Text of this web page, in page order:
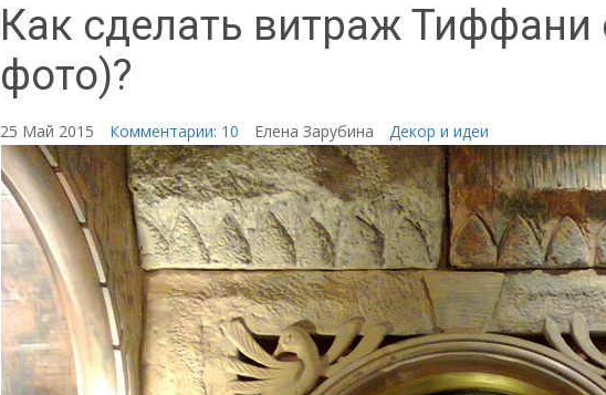
Как сделать витраж
фото)?
25 Май 2015 Комментарии: 10 Елена Зарубина Декор и идеи